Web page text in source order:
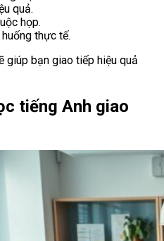
quả.
họp.
thực tế.
giúp bạn giao tiếp hiệu quả
tiếng Anh giao